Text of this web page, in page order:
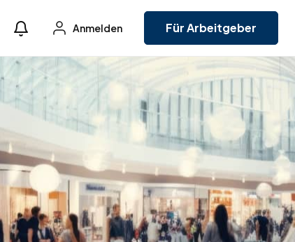
Anmelden Für Arbeitgeber